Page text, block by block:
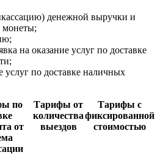
денежной выручки и
монеты;
на оказание услуг по доставке
услуг по доставке наличных
по
от
Тарифы от
количества
выездов
Тарифы с
фиксированной
стоимостью